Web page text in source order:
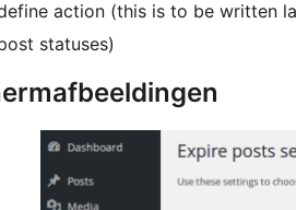
action (this is to be written
statuses)